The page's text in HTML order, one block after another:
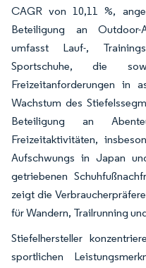
CAGR von 10,11 %,
Beteiligung an Outdoor-
umfasst Lauf-,
Sportschuhe, die
Freizeitanforderungen in
Wachstum des
Beteiligung an
Freizeitaktivitäten,
Aufschwungs in Japan
getriebenen
zeigt die
für Wandern, Trailrunning
Stiefelhersteller
sportlichen